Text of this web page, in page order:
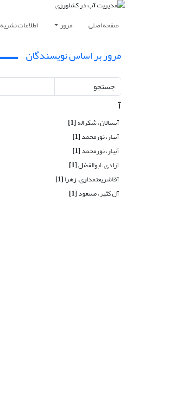
صفحه اصلی مرور اطلاعات نشریه
مرور بر اساس نویسندگان
جستجو
آ
آبسالان، شکراله[1]
آبیار، نورمحمد[1]
آبیار، نورمحمد[1]
آزادی، ابوالفضل[1]
آقاشریعتمداری، زهرا[1]
آل کثیر، مسعود[1]